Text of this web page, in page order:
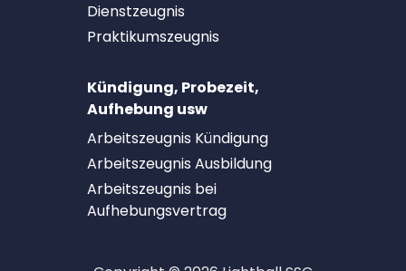
Dienstzeugnis
Praktikumszeugnis
Kündigung, Probezeit,
Aufhebung usw
Arbeitszeugnis Kündigung
Arbeitszeugnis Ausbildung
Arbeitszeugnis bei
Aufhebungsvertrag